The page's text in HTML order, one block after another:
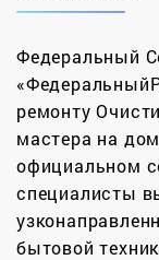
Федеральный
ремонту
мастера на
официальном
специалисты
бытовой